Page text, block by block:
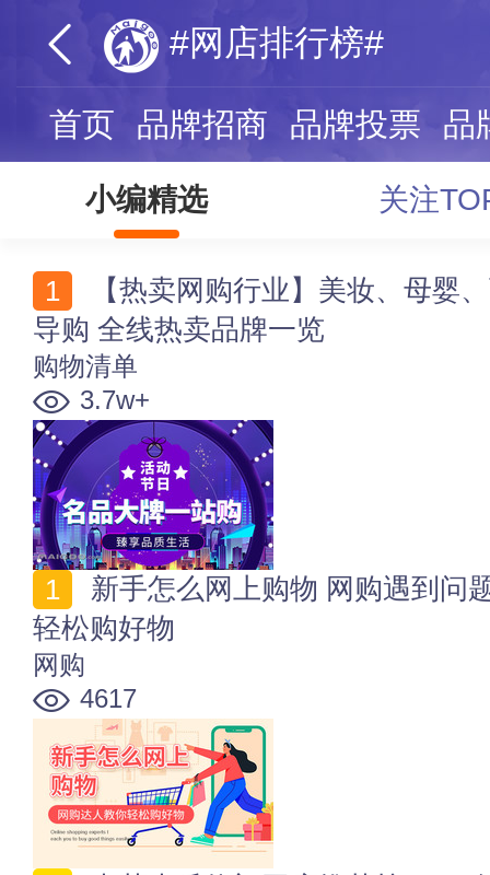
#网店排行榜#
首页 品牌招商 品牌投票 品
小编精选 关注
导购 全线热卖品牌一览
购物清单
3.7w+
轻松购好物
网购
4617